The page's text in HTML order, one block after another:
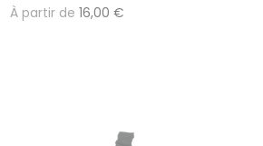
À partir de 16,00 €